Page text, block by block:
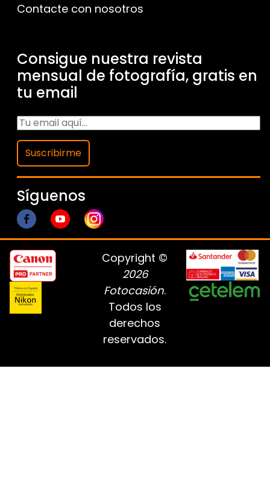
Contacte con nosotros
Consigue nuestra revista
mensual de fotografía, gratis en
tu email
Suscribirme
Síguenos
Copyright ©
2026
Fotocasión.
Todos los
derechos
reservados.